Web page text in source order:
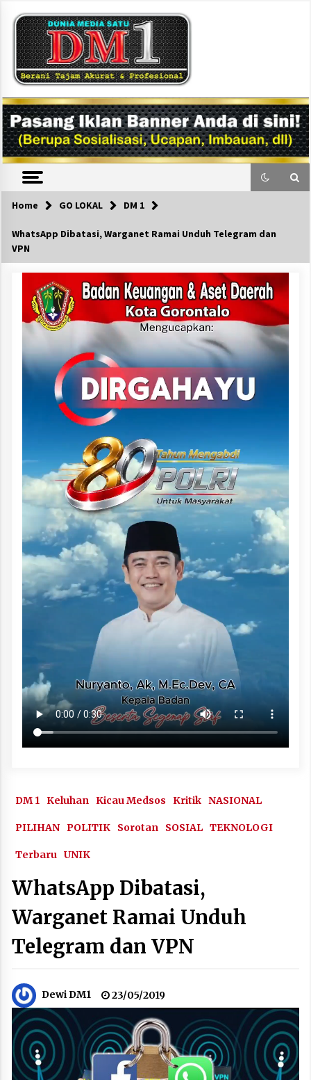
content
DM1
Home GO LOKAL DM 1
WhatsApp Dibatasi, Warganet Ramai Unduh Telegram dan
VPN
DM 1 Keluhan Kicau Medsos Kritik NASIONAL
PILIHAN POLITIK Sorotan SOSIAL TEKNOLOGI
Terbaru UNIK
WhatsApp Dibatasi,
Warganet Ramai Unduh
Telegram dan VPN
Dewi DM1 23/05/2019